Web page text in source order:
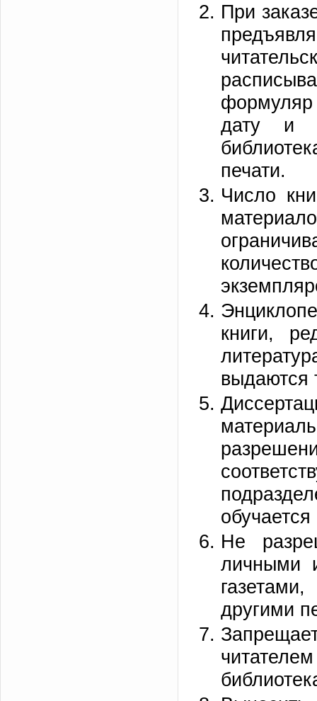
При
формуляр
дату и
печати.
Число
книги,
выдаются
обучается
Не
личными
другими